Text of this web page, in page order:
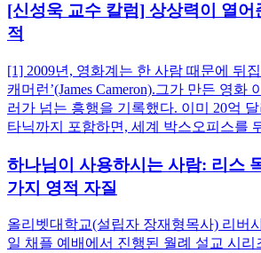
[신성욱 교수 칼럼] 상상력이 열어
적
[1] 2009년, 영화계는 한 사람 때문에 뒤
캐머런’(James Cameron).그가 만든 영화
러가 넘는 흥행을 기록했다. 이미 20억
타닉까지 포함하면, 세계 박스오피스를
하나님이 사용하시는 사람: 리스
가지 영적 자질
올리벳대학교(설립자 장재형목사) 리버
일 채플 예배에서 진행된 월례 설교 시